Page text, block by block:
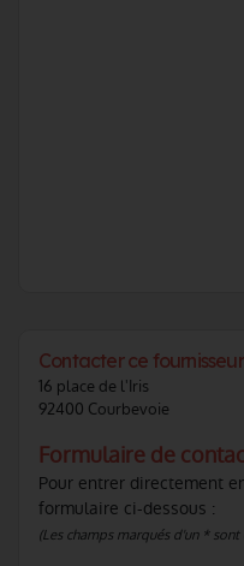
Contacter ce fournisseur
16 place de l'Iris
92400 Courbevoie
Formulaire de
Pour entrer directement
formulaire ci-dessous :
(Les champs marqués d'un *